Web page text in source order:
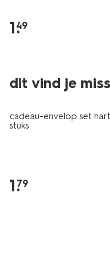
1.
49
dit vind je
cadeau-envelop set
stuks
1.
79